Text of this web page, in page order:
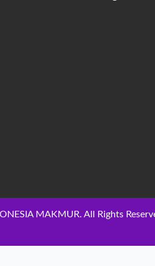
MAKMUR. All Rights